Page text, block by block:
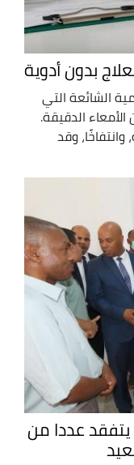
بدون أدوية
الشائعة التي
الدقيقة.
وقد
عددا من